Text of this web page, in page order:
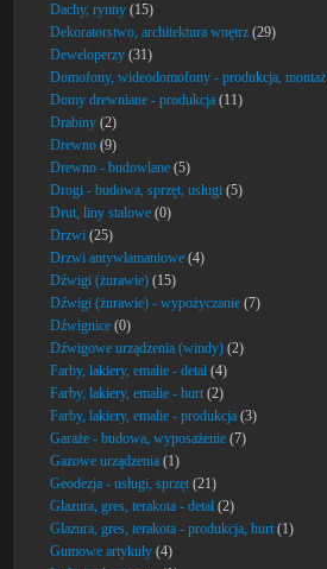
Dachy, rynny (15)
Dekoratorstwo, architektura wnętrz (29)
Deweloperzy (31)
Domofony, wideodomofony - produkcja, montaż
Domy drewniane - produkcja (11)
Drabiny (2)
Drewno (9)
Drewno - budowlane (5)
Drogi - budowa, sprzęt, usługi (5)
Drut, liny stalowe (0)
Drzwi (25)
Drzwi antywłamaniowe (4)
Dźwigi (żurawie) (15)
Dźwigi (żurawie) - wypożyczanie (7)
Dźwignice (0)
Dźwigowe urządzenia (windy) (2)
Farby, lakiery, emalie - detal (4)
Farby, lakiery, emalie - hurt (2)
Farby, lakiery, emalie - produkcja (3)
Garaże - budowa, wyposażenie (7)
Gazowe urządzenia (1)
Geodezja - usługi, sprzęt (21)
Glazura, gres, terakota - detal (2)
Glazura, gres, terakota - produkcja, hurt (1)
Gumowe artykuły (4)